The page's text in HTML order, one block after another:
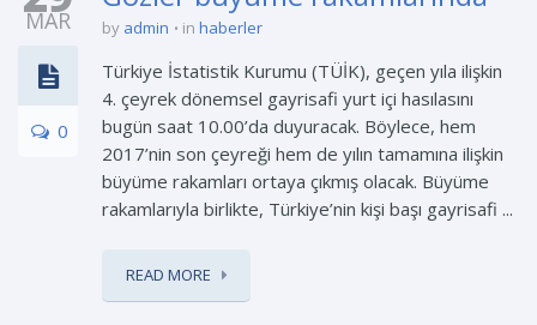
MAR
0
by admin in haberler
Türkiye İstatistik Kurumu (TÜİK), geçen yıla ilişkin
4. çeyrek dönemsel gayrisafi yurt içi hasılasını
bugün saat 10.00’da duyuracak. Böylece, hem
2017’nin son çeyreği hem de yılın tamamına ilişkin
büyüme rakamları ortaya çıkmış olacak. Büyüme
rakamlarıyla birlikte, Türkiye’nin kişi başı gayrisafi ...
READ MORE